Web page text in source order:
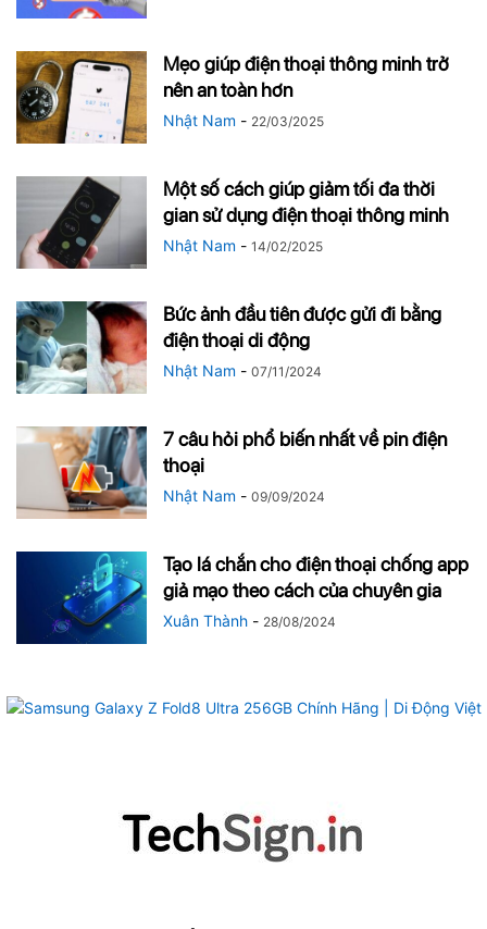
Mẹo giúp điện thoại thông minh trở
nên an toàn hơn
Nhật Nam - 22/03/2025
Một số cách giúp giảm tối đa thời
gian sử dụng điện thoại thông minh
Nhật Nam - 14/02/2025
Bức ảnh đầu tiên được gửi đi bằng
điện thoại di động
Nhật Nam - 07/11/2024
7 câu hỏi phổ biến nhất về pin điện
thoại
Nhật Nam - 09/09/2024
Tạo lá chắn cho điện thoại chống app
giả mạo theo cách của chuyên gia
Xuân Thành - 28/08/2024